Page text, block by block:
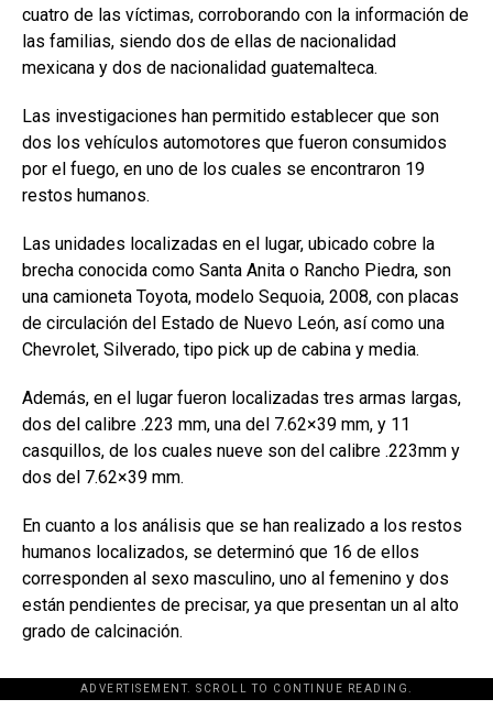
cuatro de las víctimas, corroborando con la información de
las familias, siendo dos de ellas de nacionalidad
mexicana y dos de nacionalidad guatemalteca.
Las investigaciones han permitido establecer que son
dos los vehículos automotores que fueron consumidos
por el fuego, en uno de los cuales se encontraron 19
restos humanos.
Las unidades localizadas en el lugar, ubicado cobre la
brecha conocida como Santa Anita o Rancho Piedra, son
una camioneta Toyota, modelo Sequoia, 2008, con placas
de circulación del Estado de Nuevo León, así como una
Chevrolet, Silverado, tipo pick up de cabina y media.
Además, en el lugar fueron localizadas tres armas largas,
dos del calibre .223 mm, una del 7.62×39 mm, y 11
casquillos, de los cuales nueve son del calibre .223mm y
dos del 7.62×39 mm.
En cuanto a los análisis que se han realizado a los restos
humanos localizados, se determinó que 16 de ellos
corresponden al sexo masculino, uno al femenino y dos
están pendientes de precisar, ya que presentan un al alto
grado de calcinación.
ADVERTISEMENT. SCROLL TO CONTINUE READING.